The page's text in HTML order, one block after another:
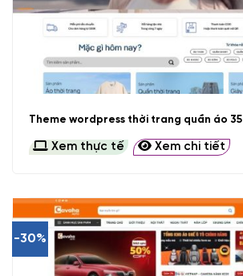
Theme wordpress thời trang quần áo 35
Xem thực tế Xem chi tiết
-30%